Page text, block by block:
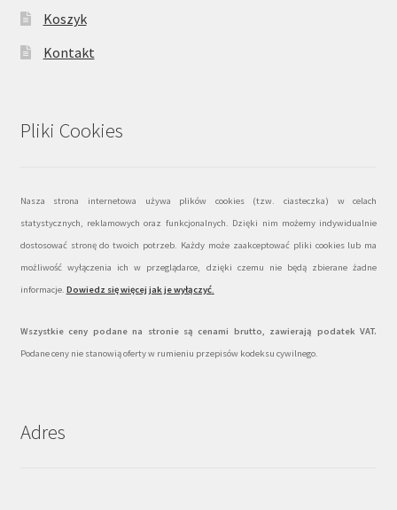
Koszyk
Kontakt
Pliki Cookies
Nasza strona internetowa używa plików cookies (tzw. ciasteczka) w celach
statystycznych, reklamowych oraz funkcjonalnych. Dzięki nim możemy indywidualnie
dostosować stronę do twoich potrzeb. Każdy może zaakceptować pliki cookies lub ma
możliwość wyłączenia ich w przeglądarce, dzięki czemu nie będą zbierane żadne
informacje. Dowiedz się więcej jak je wyłączyć.
Wszystkie ceny podane na stronie są cenami brutto, zawierają podatek VAT.
Podane ceny nie stanowią oferty w rumieniu przepisów kodeksu cywilnego.
Adres